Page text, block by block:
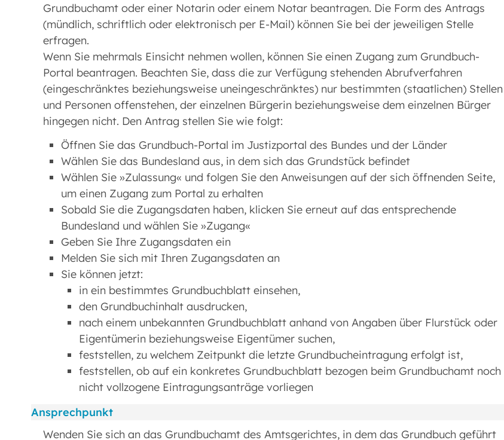
Grundbuchamt oder einer Notarin oder einem Notar beantragen. Die Form des Antrags
(mündlich, schriftlich oder elektronisch per E-Mail) können Sie bei der jeweiligen Stelle
erfragen.
Wenn Sie mehrmals Einsicht nehmen wollen, können Sie einen Zugang zum Grundbuch-
Portal beantragen. Beachten Sie, dass die zur Verfügung stehenden Abrufverfahren
(eingeschränktes beziehungsweise uneingeschränktes) nur bestimmten (staatlichen) Stellen
und Personen offenstehen, der einzelnen Bürgerin beziehungsweise dem einzelnen Bürger
hingegen nicht. Den Antrag stellen Sie wie folgt:
Öffnen Sie das Grundbuch-Portal im Justizportal des Bundes und der Länder
Wählen Sie das Bundesland aus, in dem sich das Grundstück befindet
Wählen Sie »Zulassung« und folgen Sie den Anweisungen auf der sich öffnenden Seite,
um einen Zugang zum Portal zu erhalten
Sobald Sie die Zugangsdaten haben, klicken Sie erneut auf das entsprechende
Bundesland und wählen Sie »Zugang«
Geben Sie Ihre Zugangsdaten ein
Melden Sie sich mit Ihren Zugangsdaten an
Sie können jetzt:
in ein bestimmtes Grundbuchblatt einsehen,
den Grundbuchinhalt ausdrucken,
nach einem unbekannten Grundbuchblatt anhand von Angaben über Flurstück oder
Eigentümerin beziehungsweise Eigentümer suchen,
feststellen, zu welchem Zeitpunkt die letzte Grundbucheintragung erfolgt ist,
feststellen, ob auf ein konkretes Grundbuchblatt bezogen beim Grundbuchamt noch
nicht vollzogene Eintragungsanträge vorliegen
Ansprechpunkt
Wenden Sie sich an das Grundbuchamt des Amtsgerichtes, in dem das Grundbuch geführt